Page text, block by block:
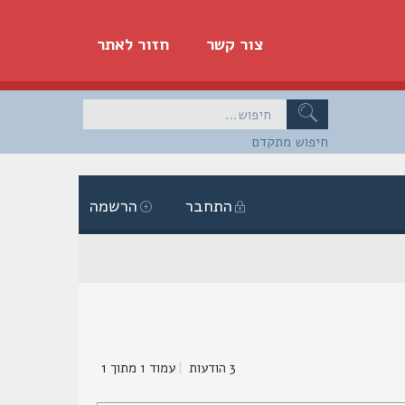
חזור לאתר צור קשר
חיפוש מתקדם
הרשמה התחבר
3 הודעות | עמוד 1 מתוך 1